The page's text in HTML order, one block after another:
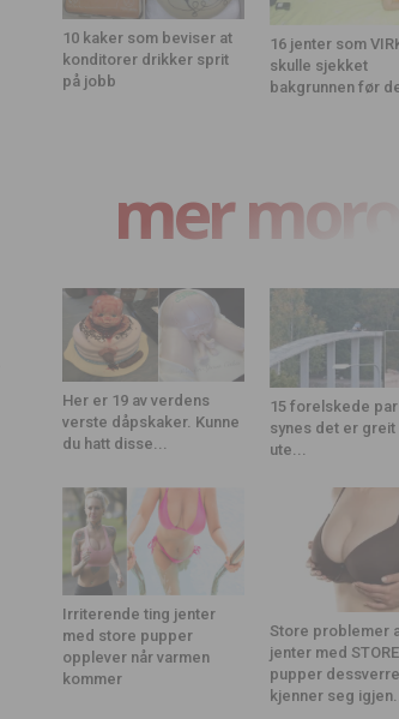
10 kaker som beviser at
konditorer drikker sprit
på jobb
16 jenter som
skulle sjekket
bakgrunnen før de
mer moro
Her er 19 av verdens
verste dåpskaker. Kunne
du hatt disse...
15 forelskede
synes det er greit
ute...
Irriterende ting jenter
med store pupper
opplever når varmen
kommer
Store problemer
jenter med STORE
pupper dessverre
kjenner seg